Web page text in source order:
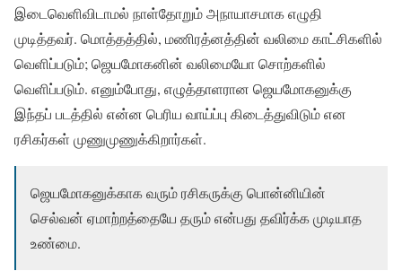
இடைவெளிவிடாமல் நாள்தோறும் அநாயாசமாக எழுதி
முடித்தவர். மொத்தத்தில், மணிரத்னத்தின் வலிமை காட்சிகளில்
வெளிப்படும்; ஜெயமோகனின் வலிமையோ சொற்களில்
வெளிப்படும். எனும்போது, எழுத்தாளரான ஜெயமோகனுக்கு
இந்தப் படத்தில் என்ன பெரிய வாய்ப்பு கிடைத்துவிடும் என
ரசிகர்கள் முணுமுணுக்கிறார்கள்.
ஜெயமோகனுக்காக வரும் ரசிகருக்கு பொன்னியின்
செல்வன் ஏமாற்றத்தையே தரும் என்பது தவிர்க்க முடியாத
உண்மை.